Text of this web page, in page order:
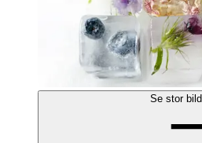
Se stor bild